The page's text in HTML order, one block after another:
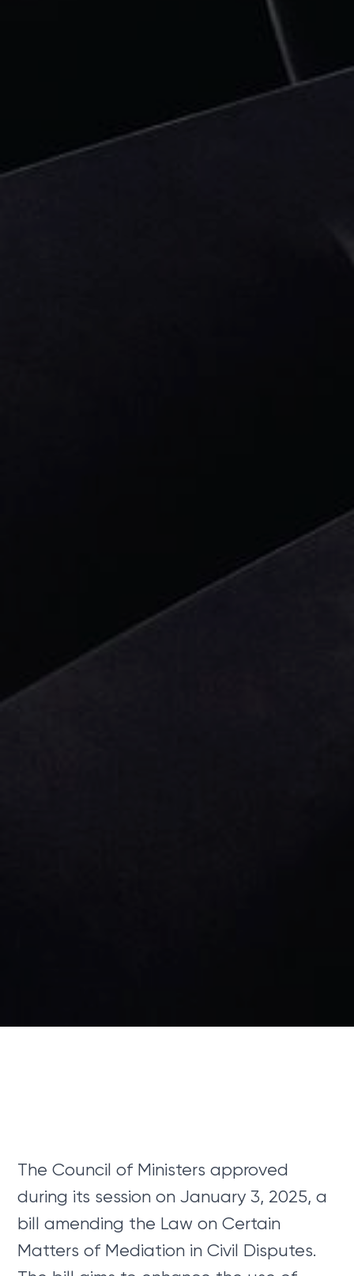
The Council of Ministers approved
during its session on January 3, 2025, a
bill amending the Law on Certain
Matters of Mediation in Civil Disputes.